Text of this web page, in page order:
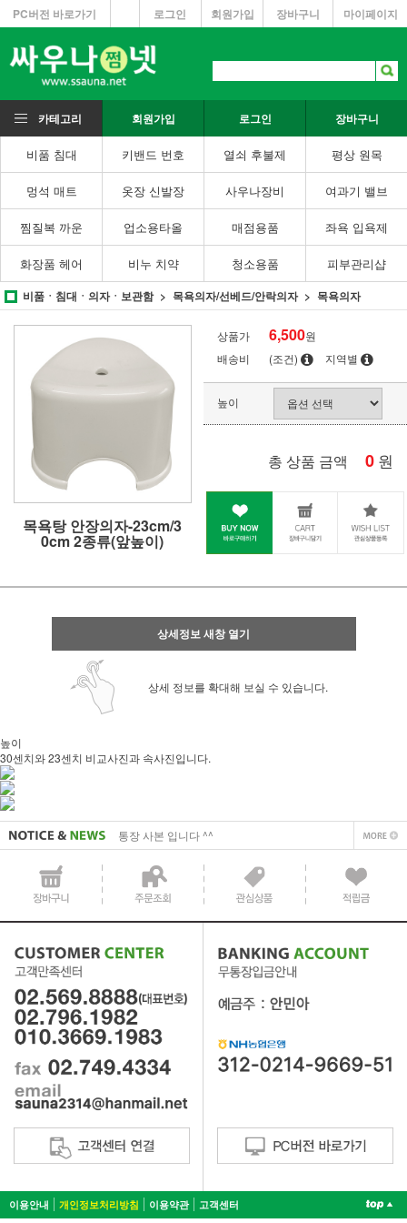
PC버전 바로가기 마이페이지
장바구니
회원가입
로그인
카테고리 회원가입 로그인 장바구니
비품 침대 키밴드 번호 열쇠 후불제 평상 원목
멍석 매트 옷장 신발장 사우나장비 여과기 밸브
찜질복 까운 업소용타올 매점용품 좌욕 입욕제
화장품 헤어 비누 치약 청소용품 피부관리샵
비품ㆍ침대ㆍ의자ㆍ보관함 목욕의자/선베드/안락의자 목욕의자
목욕탕 안장의자-23cm/3
0cm 2종류(앞높이)
상품가 6,500원
배송비
(조건) 지역별
높이
총 상품 금액 0 원
상세정보 새창 열기
상세 정보를 확대해 보실 수 있습니다.
높이
30센치와 23센치 비교사진과 속사진입니다.
사업자 사본 입니다^^
통장 사본 입니다 ^^
이용안내 개인정보처리방침 이용약관 고객센터